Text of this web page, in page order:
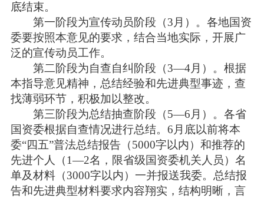
底结束。
第一阶段为宣传动员阶段（3月）。各地国资
委要按照本意见的要求，结合当地实际，开展广
泛的宣传动员工作。
第二阶段为自查自纠阶段（3—4月）。根据
本指导意见精神，总结经验和先进典型事迹，查
找薄弱环节，积极加以整改。
第三阶段为总结抽查阶段（5—6月）。各省
国资委根据自查情况进行总结。6月底以前将本
委“四五”普法总结报告（5000字以内）和推荐的
先进个人（1—2名，限省级国资委机关人员）名
单及材料（3000字以内）一并报送我委。总结报
告和先进典型材料要求内容翔实，结构明晰，言